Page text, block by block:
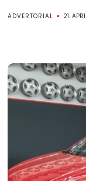
ADVERTORIAL 21.